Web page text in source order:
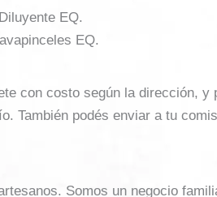
EQ.
EQ.
con costo según la dirección,
También podés enviar a tu
Somos un negocio